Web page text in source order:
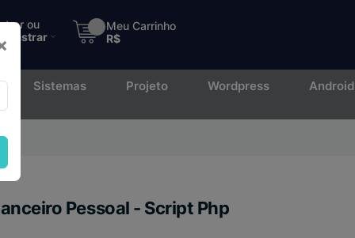
ou
Meu Carrinho
R$
Sistemas Projeto Wordpress Android
Pessoal - Script Php